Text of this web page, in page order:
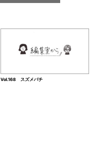
Vol.168 スズメバチ